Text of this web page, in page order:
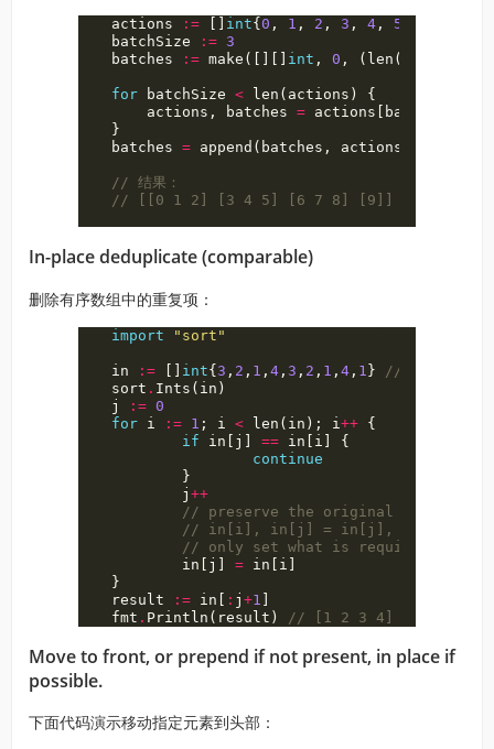
actions := int{ 0 , 1 , 2 , 3 , 4 , 5
batchSize
:= 3
batches
:= make ([][] int , 0 , ( len (
for batchSize < len ( actions )
{
actions , batches = actions batchSize
}
batches = append ( batches , actions
// 结果：
// [[0 1 2] [3 4 5] [6 7 8] [9]]
In-place deduplicate (comparable)
删除有序数组中的重复项：
import "sort"
in := [] int{3 , 2 , 1 , 4 , 3 , 2 , 1 , 4 , 1 }
// any item
sort . Ints ( in )
j
:= 0
for i := 1 ; i < len ( in ); i ++ {
if
in [ j ] == in [ i ]
{
continue
}
j ++
// preserve the original data
// in[i], in[j] = in[j], in[i]
// only set what is required
in [ j ] = in [ i ]
}
result
:= in [ : j +1 ]
fmt . Println ( result ) // [1 2 3 4]
Move to front, or prepend if not present, in place if
possible.
下面代码演示移动指定元素到头部：